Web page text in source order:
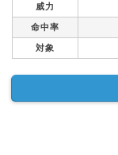
威力
命中率
対象